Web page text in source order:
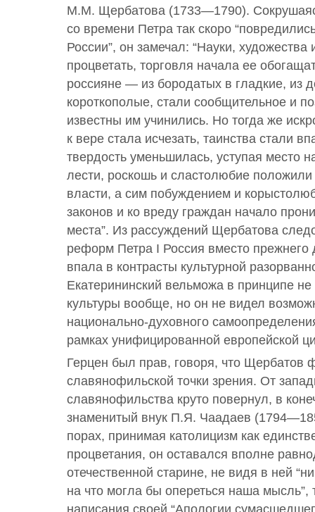
М.М. Щербатова (1733—1790).
со времени Петра так скоро
России”, он замечал: “Науки,
процветать, торговля начала ее
россияне — из бородатых в гладкие, из
короткополые, стали сообщительное и
известны им учинились. Но тогда же
к вере стала исчезать, таинства стали
твердость уменьшилась, уступая место
лести, роскошь и сластолюбие
власти, а сим побуждением и
законов и ко вреду граждан начало
места”. Из рассуждений Щербатова
реформ Петра I Россия вместо прежнего
впала в контрасты культурной
Екатерининский вельможа в принципе не
культуры вообще, но он не видел
национально-духовного
рамках унифицированной европейской
Герцен был прав, говоря, что Щербатов
славянофильской точки зрения. От
славянофильства круто повернул, в
знаменитый внук П.Я. Чаадаев
порах, принимая католицизм как
процветания, он оставался вполне
отечественной старине, не видя в ней
на что могла бы опереться наша мысль”,
написания своей “Апологии